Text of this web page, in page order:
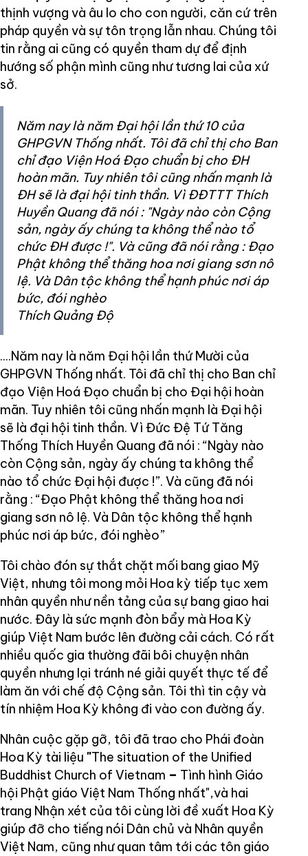
thịnh vượng và âu lo cho con người, căn cứ trên
pháp quyền và sự tôn trọng lẫn nhau. Chúng tôi
tin rằng ai cũng có quyền tham dự để định
hướng số phận mình cũng như tương lai của xứ
sở.
Năm nay là năm Đại hội lần thứ 10 của
GHPGVN Thống nhất. Tôi đã chỉ thị cho Ban
chỉ đạo Viện Hoá Đạo chuẩn bị cho ĐH
hoàn mãn. Tuy nhiên tôi cũng nhấn mạnh là
ĐH sẽ là đại hội tinh thần. Vì ĐĐTTT Thích
Huyền Quang đã nói : "Ngày nào còn Cộng
sản, ngày ấy chúng ta không thể nào tổ
chức ĐH được !". Và cũng đã nói rằng : Đạo
Phật không thể thăng hoa nơi giang sơn nô
lệ. Và Dân tộc không thể hạnh phúc nơi áp
bức, đói nghèo
Thích Quảng Độ
....Năm nay là năm Đại hội lần thứ Mười của
GHPGVN Thống nhất. Tôi đã chỉ thị cho Ban chỉ
đạo Viện Hoá Đạo chuẩn bị cho Đại hội hoàn
mãn. Tuy nhiên tôi cũng nhấn mạnh là Đại hội
sẽ là đại hội tinh thần. Vì Đức Đệ Tứ Tăng
Thống Thích Huyền Quang đã nói : “Ngày nào
còn Cộng sản, ngày ấy chúng ta không thể
nào tổ chức Đại hội được !”. Và cũng đã nói
rằng : “Đạo Phật không thể thăng hoa nơi
giang sơn nô lệ. Và Dân tộc không thể hạnh
phúc nơi áp bức, đói nghèo”
Tôi chào đón sự thắt chặt mối bang giao Mỹ
Việt, nhưng tôi mong mỏi Hoa kỳ tiếp tục xem
nhân quyền như nền tảng của sự bang giao hai
nước. Đây là sức mạnh đòn bẩy mà Hoa Kỳ
giúp Việt Nam bước lên đường cải cách. Có rất
nhiều quốc gia thường đãi bôi chuyện nhân
quyền nhưng lại tránh né giải quyết thực tế để
làm ăn với chế độ Cộng sản. Tôi thì tin cậy và
tín nhiệm Hoa Kỳ không đi vào con đường ấy.
Nhân cuộc gặp gỡ, tôi đã trao cho Phái đoàn
Hoa Kỳ tài liệu "The situation of the Unified
Buddhist Church of Vietnam – Tình hình Giáo
hội Phật giáo Việt Nam Thống nhất",và hai
trang Nhận xét của tôi cùng lời đề xuất Hoa Kỳ
giúp đỡ cho tiếng nói Dân chủ và Nhân quyền
Việt Nam, cũng như quan tâm tới các tôn giáo